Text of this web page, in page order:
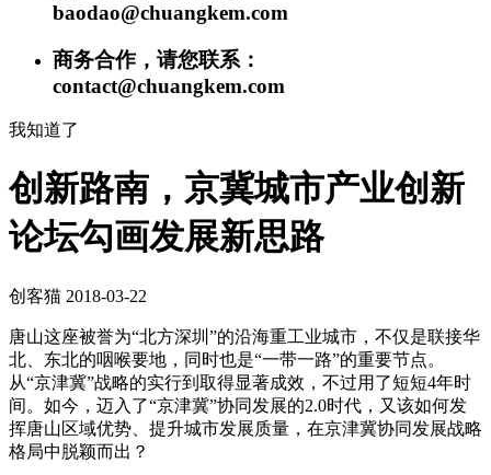
baodao@chuangkem.com
商务合作，请您联系：
contact@chuangkem.com
我知道了
创新路南，京冀城市产业创新
论坛勾画发展新思路
创客猫 2018-03-22
唐山这座被誉为“北方深圳”的沿海重工业城市，不仅是联接华
北、东北的咽喉要地，同时也是“一带一路”的重要节点。
从“京津冀”战略的实行到取得显著成效，不过用了短短4年时
间。如今，迈入了“京津冀”协同发展的2.0时代，又该如何发
挥唐山区域优势、提升城市发展质量，在京津冀协同发展战略
格局中脱颖而出？